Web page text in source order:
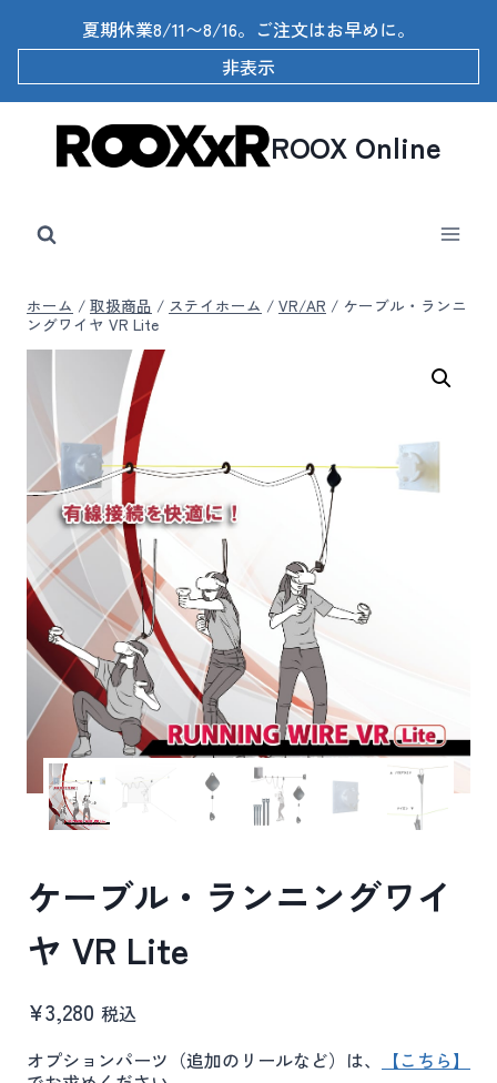
キ
夏期休業8/11〜8/16。ご注文はお早めに。
非表示
ROOX Online
ホーム / 取扱商品 / ステイホーム / VR/AR / ケーブル・ランニ
ングワイヤ VR Lite
ケーブル・ランニングワイ
ヤ VR Lite
¥3,280 税込
オプションパーツ（追加のリールなど）は、
【こちら】